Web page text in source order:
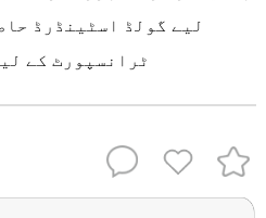
لیے گولڈ اسٹینڈرڈ
ٹرانسپورٹ کے